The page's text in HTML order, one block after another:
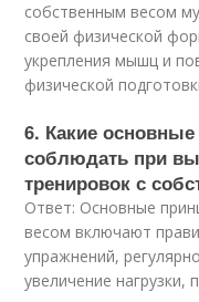
собственным весом
своей физической
укрепления мышц и
физической
6. Какие
соблюдать при
тренировок с
Ответ: Основные
весом включают
упражнений,
увеличение нагрузки,